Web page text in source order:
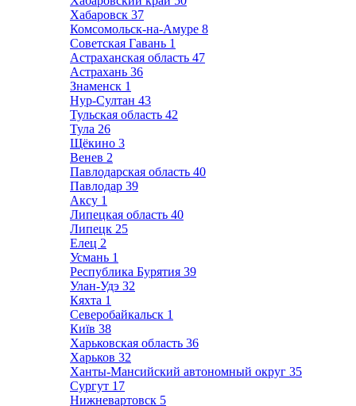
Хабаровск 37
Комсомольск-на-Амуре 8
Советская Гавань 1
Астраханская область 47
Астрахань 36
Знаменск 1
Нур-Султан 43
Тульская область 42
Тула 26
Щёкино 3
Венев 2
Павлодарская область 40
Павлодар 39
Аксу 1
Липецкая область 40
Липецк 25
Елец 2
Усмань 1
Республика Бурятия 39
Улан-Удэ 32
Кяхта 1
Северобайкальск 1
Київ 38
Харьковская область 36
Харьков 32
Ханты-Мансийский автономный округ 35
Сургут 17
Нижневартовск 5